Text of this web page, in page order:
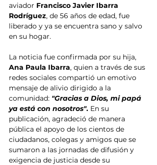
aviador Francisco Javier Ibarra
Rodríguez, de 56 años de edad, fue
liberado y ya se encuentra sano y salvo
en su hogar.
La noticia fue confirmada por su hija,
Ana Paula Ibarra, quien a través de sus
redes sociales compartió un emotivo
mensaje de alivio dirigido a la
comunidad: "Gracias a Dios, mi papá
ya está con nosotros". En su
publicación, agradeció de manera
pública el apoyo de los cientos de
ciudadanos, colegas y amigos que se
sumaron a las jornadas de difusión y
exigencia de justicia desde su